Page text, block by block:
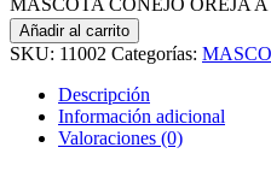
Añadir al carrito
SKU: 11002 Categorías:
Descripción
Información adicional
Valoraciones (0)